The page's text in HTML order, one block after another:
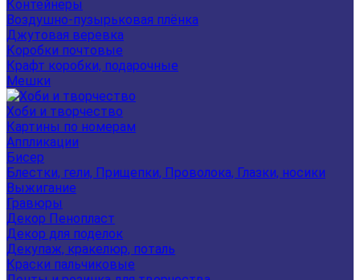
Контейнеры
Воздушно-пузырьковая плёнка
Джутовая веревка
Коробки почтовые
Крафт коробки, подарочные
Мешки
Хоби и творчество
Картины по номерам
Аппликации
Бисер
Блестки, гели, Прищепки, Проволока, Глазки, носики
Выжигание
Гравюры
Декор Пенопласт
Декор для поделок
Декупаж, кракелюр, поталь
Краски пальчиковые